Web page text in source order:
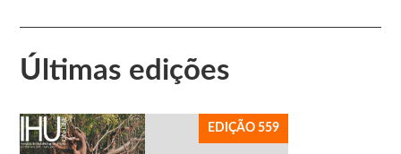
Últimas edições
EDIÇÃO 559